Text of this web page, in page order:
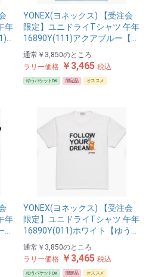
年
YONEX(ヨネックス) 【受注会
限定】ユニドライTシャツ 午年
16890Y(111)アクアブルー【…
通常 ￥3,850のところ
ラリー価格 ￥3,465 税込
ゆうパケットOK 限定品 オススメ
年
YONEX(ヨネックス) 【受注会
限定】ユニドライTシャツ 午年
16890Y(011)ホワイト【ゆう…
通常 ￥3,850のところ
ラリー価格 ￥3,465 税込
ゆうパケットOK 限定品 オススメ